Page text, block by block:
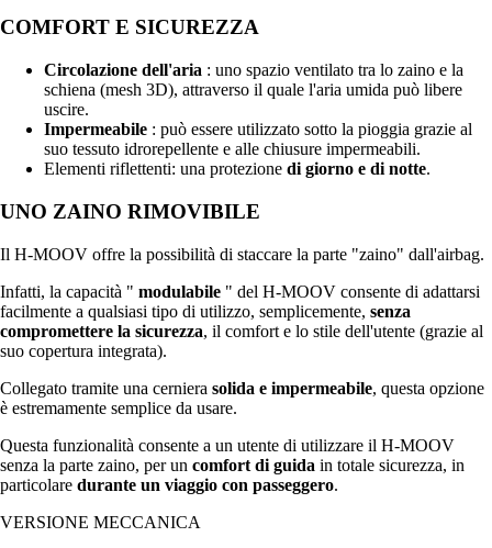
COMFORT E SICUREZZA
Circolazione dell'aria : uno spazio ventilato tra lo zaino e la
schiena (mesh 3D), attraverso il quale l'aria umida può libere
uscire.
Impermeabile : può essere utilizzato sotto la pioggia grazie al
suo tessuto idrorepellente e alle chiusure impermeabili.
Elementi riflettenti: una protezione di giorno e di notte.
UNO ZAINO RIMOVIBILE
Il H-MOOV offre la possibilità di staccare la parte "zaino" dall'airbag.
Infatti, la capacità " modulabile " del H-MOOV consente di adattarsi
facilmente a qualsiasi tipo di utilizzo, semplicemente, senza
compromettere la sicurezza, il comfort e lo stile dell'utente (grazie al
suo copertura integrata).
Collegato tramite una cerniera solida e impermeabile, questa opzione
è estremamente semplice da usare.
Questa funzionalità consente a un utente di utilizzare il H-MOOV
senza la parte zaino, per un comfort di guida in totale sicurezza, in
particolare durante un viaggio con passeggero.
VERSIONE MECCANICA